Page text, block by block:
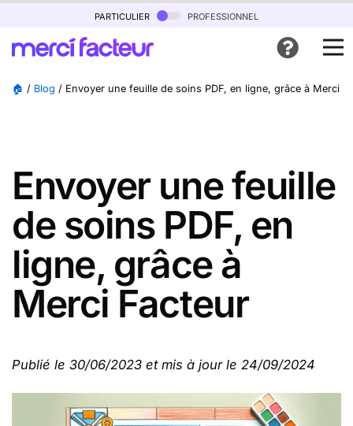
particulier professionnel
🏠 / Blog / Envoyer une feuille de soins PDF, en ligne, grâce à Merci
Envoyer une feuille
de soins PDF, en
ligne, grâce à
Merci Facteur
Publié le 30/06/2023 et mis à jour le 24/09/2024